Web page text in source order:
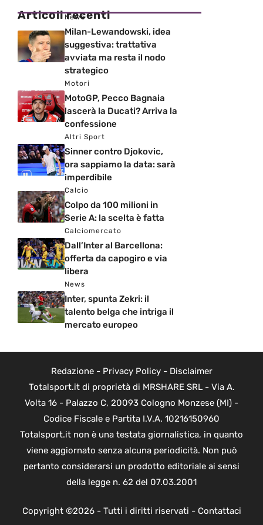
Articoli recenti
News
Milan-Lewandowski, idea
suggestiva: trattativa
avviata ma resta il nodo
strategico
Motori
MotoGP, Pecco Bagnaia
lascerà la Ducati? Arriva la
confessione
Altri Sport
Sinner contro Djokovic,
ora sappiamo la data: sarà
imperdibile
Calcio
Colpo da 100 milioni in
Serie A: la scelta è fatta
Calciomercato
Dall’Inter al Barcellona:
offerta da capogiro e via
libera
News
Inter, spunta Zekri: il
talento belga che intriga il
mercato europeo
Redazione- Privacy Policy- Disclaimer
Totalsport.it di proprietà di MRSHARE SRL - Via A.
Volta 16 - Palazzo C, 20093 Cologno Monzese (MI) -
Codice Fiscale e Partita I.V.A. 10216150960
Totalsport.it non è una testata giornalistica, in quanto
viene aggiornato senza alcuna periodicità. Non può
pertanto considerarsi un prodotto editoriale ai sensi
della legge n. 62 del 07.03.2001
Copyright ©2026 - Tutti i diritti riservati - Contattaci